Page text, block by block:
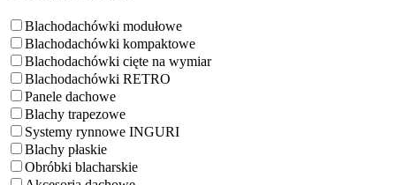
Blachodachówki modułowe
Blachodachówki kompaktowe
Blachodachówki cięte na wymiar
Blachodachówki RETRO
Panele dachowe
Blachy trapezowe
Systemy rynnowe INGURI
Blachy płaskie
Obróbki blacharskie